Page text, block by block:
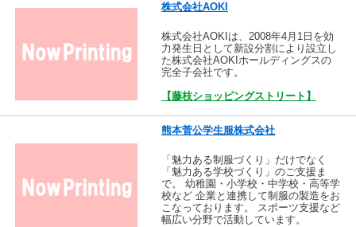
株式会社AOKI
株式会社AOKIは、2008年4月1日を効
力発生日として新設分割により設立し
た株式会社AOKIホールディングスの
完全子会社です。
【藤枝ショッピングストリート】
熊本菅公学生服株式会社
「魅力ある制服づくり」だけでなく
「魅力ある学校づくり」のご支援ま
で。 幼稚園・小学校・中学校・高等学
校など 企業と連携して制服の製造をお
こなっております。 スポーツ支援など
幅広い分野で活動しています。